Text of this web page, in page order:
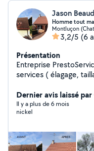
Jason
Homme tout
Montluçon
3,2/5 (6
Présentation
Entreprise
services ( élagage,
tout main pour tout
Dernier avis laissé
Il y a plus de 6 mois
nickel